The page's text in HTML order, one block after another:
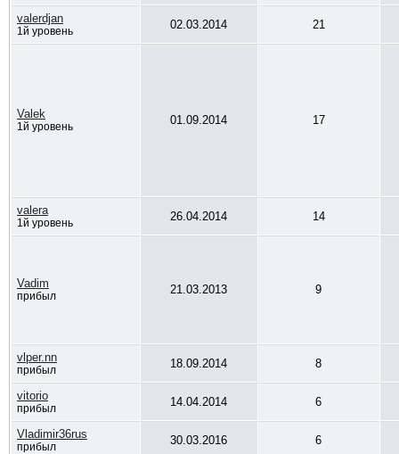
valerdjan
1й уровень 02.03.2014 21
Valek
1й уровень 01.09.2014 17
valera
1й уровень 26.04.2014 14
Vadim
прибыл 21.03.2013 9
vlper.nn
прибыл 18.09.2014 8
vitorio
прибыл 14.04.2014 6
Vladimir36rus
прибыл 30.03.2016 6